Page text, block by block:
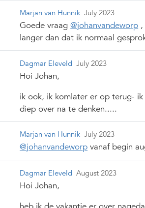
Marjan van Hunnik July 2023
Goede vraag@johanvandeworp
langer dan dat ik normaal
Dagmar Eleveld July 2023
Hoi Johan,
ik ook, ik komlater er op terug-
diep over na te denken.....
Marjan van Hunnik July 2023
@johanvandeworp vanaf begin
Dagmar Eleveld August 2023
Hoi Johan,